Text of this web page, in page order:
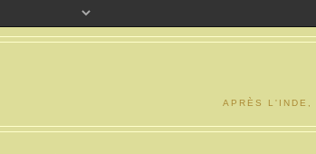
APRÈS L'INDE,